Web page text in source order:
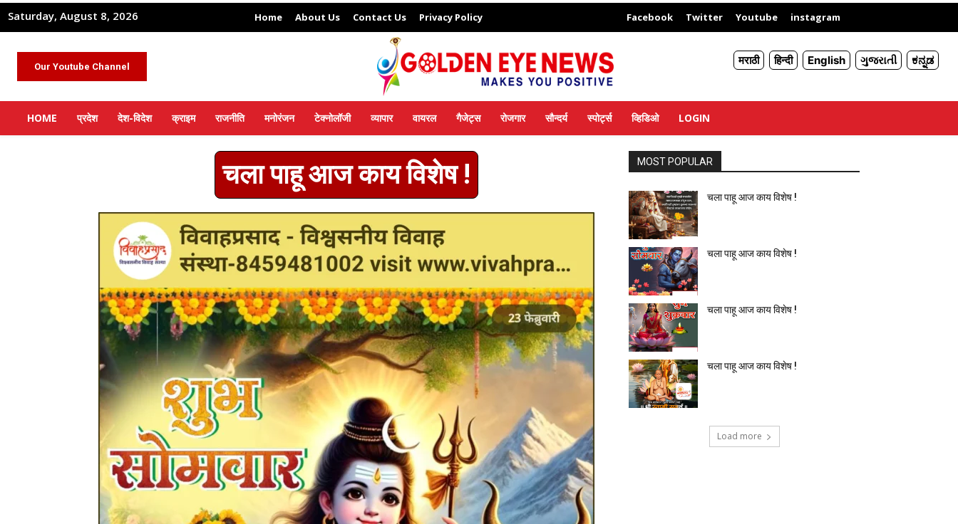
Saturday, August 8, 2026 Home About Us Contact Us Privacy Policy Facebook Twitter Youtube instagram
Our Youtube Channel मराठी हिन्दी English ગુજરાતી ಕನ್ನಡ
HOME प्रदेश देश-विदेश क्राइम राजनीति मनोरंजन टेक्नोलॉजी व्यापार वायरल गैजेट्स रोजगार सौन्दर्य स्पोर्ट्स व्हिडिओ LOGIN
चला पाहू आज काय विशेष ! MOST POPULAR
चला पाहू आज काय विशेष !
चला पाहू आज काय विशेष !
चला पाहू आज काय विशेष !
चला पाहू आज काय विशेष !
Load more